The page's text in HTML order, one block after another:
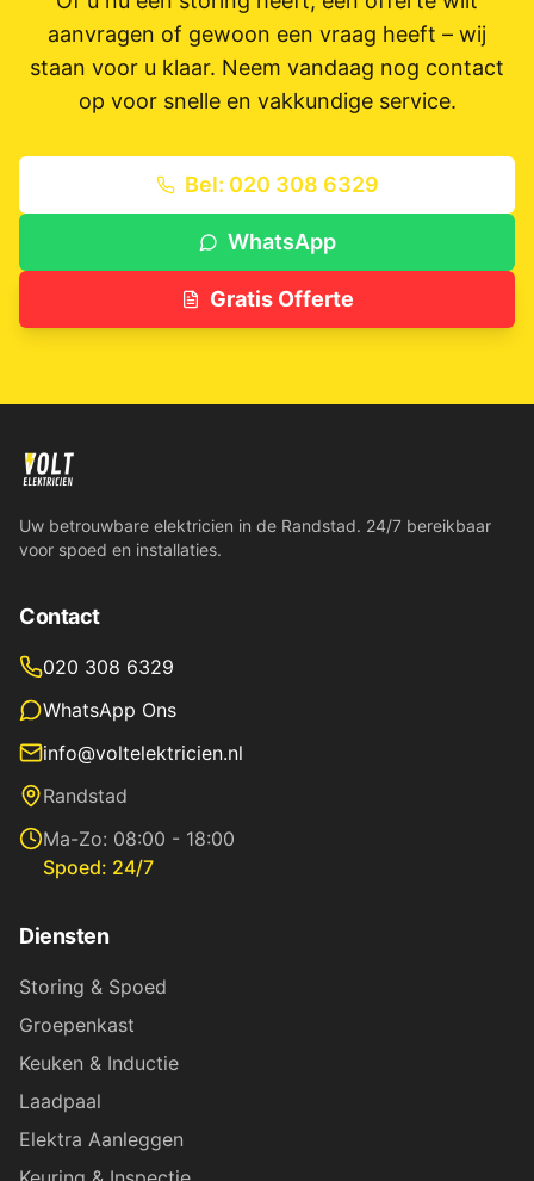
aanvragen of gewoon een vraag heeft – wij
staan voor u klaar. Neem vandaag nog contact
op voor snelle en vakkundige service.
Bel: 020 308 6329
WhatsApp
Gratis Offerte
Uw betrouwbare elektricien in de Randstad. 24/7 bereikbaar
voor spoed en installaties.
Contact
020 308 6329
WhatsApp Ons
info@voltelektricien.nl
Randstad
Ma-Zo: 08:00 - 18:00
Spoed: 24/7
Diensten
Storing & Spoed
Groepenkast
Keuken & Inductie
Laadpaal
Elektra Aanleggen